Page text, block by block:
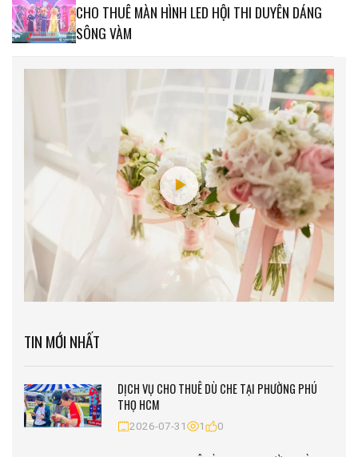
CHO THUÊ MÀN HÌNH LED HỘI THI DUYÊN DÁNG
SÔNG VÀM
TIN MỚI NHẤT
DỊCH VỤ CHO THUÊ DÙ CHE TẠI PHƯỜNG PHÚ
THỌ HCM
2026-07-31 1 0